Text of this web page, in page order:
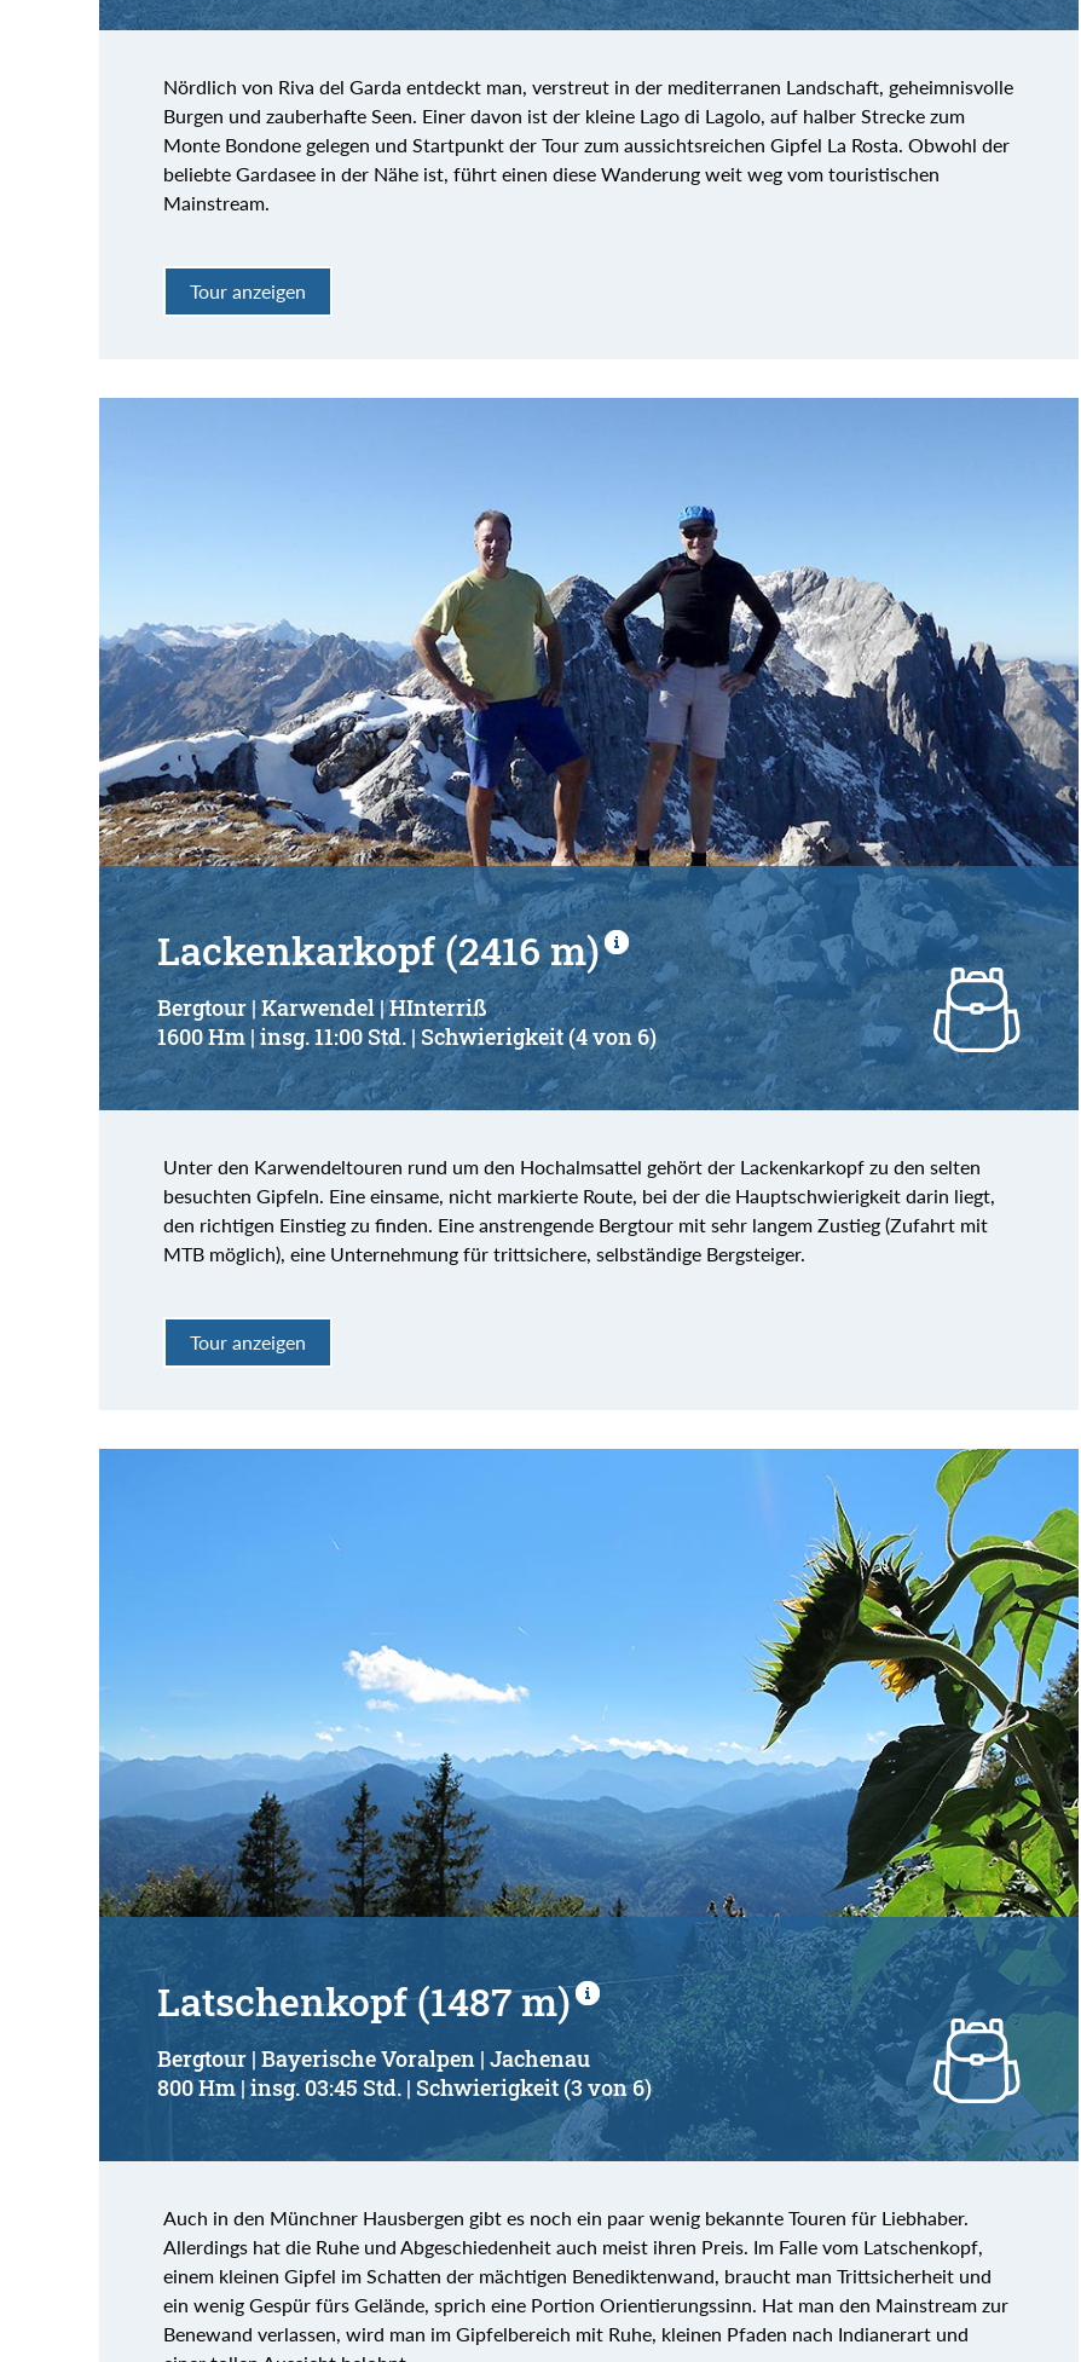
Nördlich von Riva del Garda entdeckt man, verstreut in der mediterranen Landschaft, geheimnisvolle
Burgen und zauberhafte Seen. Einer davon ist der kleine Lago di Lagolo, auf halber Strecke zum
Monte Bondone gelegen und Startpunkt der Tour zum aussichtsreichen Gipfel La Rosta. Obwohl der
beliebte Gardasee in der Nähe ist, führt einen diese Wanderung weit weg vom touristischen
Mainstream.
Tour anzeigen
Lackenkarkopf (2416 m)
Bergtour | Karwendel | HInterriß
1600 Hm | insg. 11:00 Std. | Schwierigkeit (4 von 6)
Unter den Karwendeltouren rund um den Hochalmsattel gehört der Lackenkarkopf zu den selten
besuchten Gipfeln. Eine einsame, nicht markierte Route, bei der die Hauptschwierigkeit darin liegt,
den richtigen Einstieg zu finden. Eine anstrengende Bergtour mit sehr langem Zustieg (Zufahrt mit
MTB möglich), eine Unternehmung für trittsichere, selbständige Bergsteiger.
Tour anzeigen
Latschenkopf (1487 m)
Bergtour | Bayerische Voralpen | Jachenau
800 Hm | insg. 03:45 Std. | Schwierigkeit (3 von 6)
Auch in den Münchner Hausbergen gibt es noch ein paar wenig bekannte Touren für Liebhaber.
Allerdings hat die Ruhe und Abgeschiedenheit auch meist ihren Preis. Im Falle vom Latschenkopf,
einem kleinen Gipfel im Schatten der mächtigen Benediktenwand, braucht man Trittsicherheit und
ein wenig Gespür fürs Gelände, sprich eine Portion Orientierungssinn. Hat man den Mainstream zur
Benewand verlassen, wird man im Gipfelbereich mit Ruhe, kleinen Pfaden nach Indianerart und